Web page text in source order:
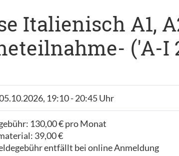
Italienisch A1,
('A-I
19:10 - 20:45 Uhr
130,00 € pro Monat
39,00 €
entfällt bei online Anmeldung